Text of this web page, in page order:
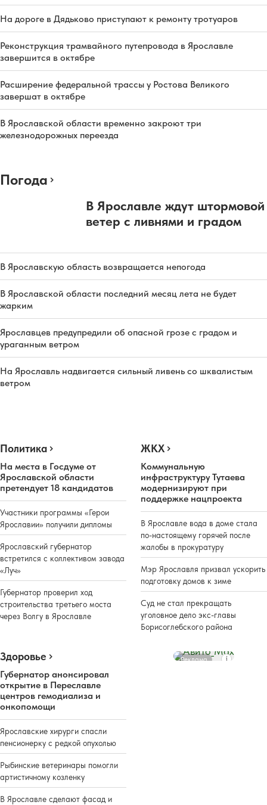
На дороге в Дядьково приступают к ремонту тротуаров
Реконструкция трамвайного путепровода в Ярославле
завершится в октябре
Расширение федеральной трассы у Ростова Великого
завершат в октябре
В Ярославской области временно закроют три
железнодорожных переезда
Погода
В Ярославле ждут штормовой
ветер с ливнями и градом
В Ярославскую область возвращается непогода
В Ярославской области последний месяц лета не будет
жарким
Ярославцев предупредили об опасной грозе с градом и
ураганным ветром
На Ярославль надвигается сильный ливень со шквалистым
ветром
Политика
На места в Госдуме от
Ярославской области
претендует 18 кандидатов
Участники программы «Герои
Ярославии» получили дипломы
Ярославский губернатор
встретился с коллективом завода
«Луч»
Губернатор проверил ход
строительства третьего моста
через Волгу в Ярославле
ЖКХ
Коммунальную
инфраструктуру Тутаева
модернизируют при
поддержке нацпроекта
В Ярославле вода в доме стала
по-настоящему горячей после
жалобы в прокуратуру
Мэр Ярославля призвал ускорить
подготовку домов к зиме
Суд не стал прекращать
уголовное дело экс-главы
Борисоглебского района
Здоровье
Губернатор анонсировал
открытие в Переславле
центров гемодиализа и
онкопомощи
Ярославские хирурги спасли
пенсионерку с редкой опухолью
Рыбинские ветеринары помогли
артистичному козленку
В Ярославле сделают фасад и
Реклама